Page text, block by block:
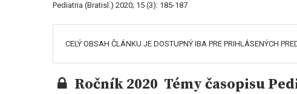
Pediatria (Bratisl.) 2020; 15 (3): 185-187
CELÝ OBSAH ČLÁNKU JE DOSTUPNÝ IBA PRE PRIHLÁSENÝCH
Ročník 2020 Témy časopisu